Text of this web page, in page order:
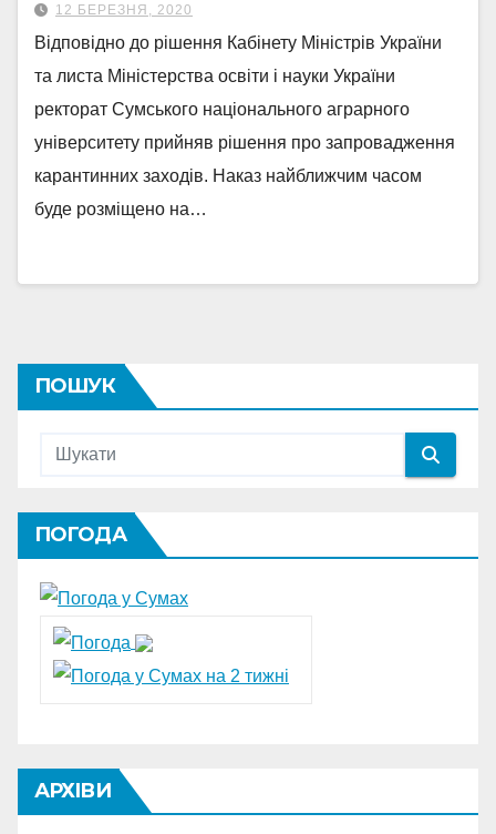
12 БЕРЕЗНЯ, 2020
Відповідно до рішення Кабінету Міністрів України
та листа Міністерства освіти і науки України
ректорат Сумського національного аграрного
університету прийняв рішення про запровадження
карантинних заходів. Наказ найближчим часом
буде розміщено на…
ПОШУК
ПОГОДА
АРХІВИ